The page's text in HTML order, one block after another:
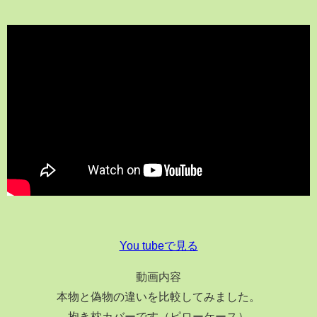
You tubeで見る
動画内容
本物と偽物の違いを比較してみました。